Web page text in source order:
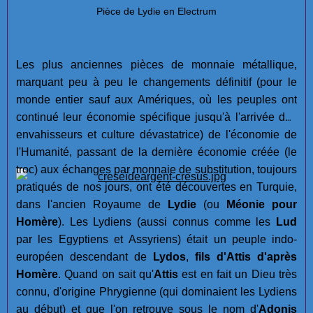
Pièce de Lydie en Electrum
Les plus anciennes pièces de monnaie métallique,
marquant peu à peu le changements définitif (pour le
monde entier sauf aux Amériques, où les peuples ont
continué leur économie spécifique jusqu'à l'arrivée des
envahisseurs et culture dévastatrice) de l'économie de
l'Humanité, passant de la dernière économie créée (le
troc) aux échanges par monnaie de substitution, toujours
pratiqués de nos jours, ont été découvertes en Turquie,
dans l'ancien Royaume de
Lydie (ou
Méonie pour
Homère). Les Lydiens (aussi connus comme les
Lud
par les Egyptiens et Assyriens) était un peuple indo-
européen descendant de
Lydos, fils d'Attis d'après
Homère. Quand on sait qu'Attis est en fait un Dieu très
connu, d'origine Phrygienne (qui dominaient les Lydiens
au début) et que l'on retrouve sous le nom d'Adonis